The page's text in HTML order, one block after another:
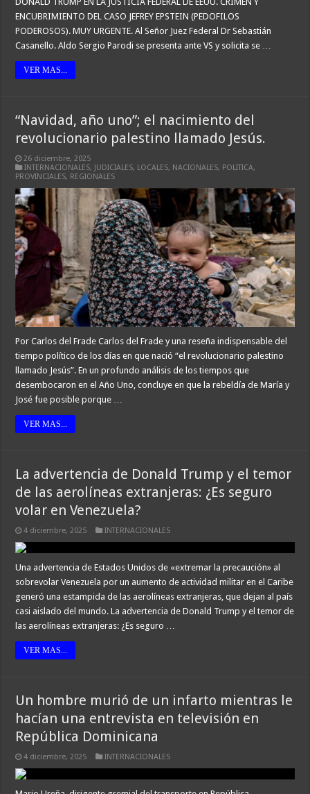
ENCUBRIMIENTO DEL CASO JEFREY EPSTEIN (PEDOFILOS
PODEROSOS). MUY URGENTE. Al Señor Juez Federal Dr Sebastián
Casanello. Aldo Sergio Parodi se presenta ante VS y solicita se …
VER MAS...
“Navidad, año uno”; el nacimiento del
revolucionario palestino llamado Jesús.
26 diciembre, 2025
INTERNACIONALES, JUDICIALES, LOCALES, NACIONALES, POLITICA,
PROVINCIALES, REGIONALES
Por Carlos del Frade Carlos del Frade y una reseña indispensable del
tiempo político de los días en que nació “el revolucionario palestino
llamado Jesús”. En un profundo análisis de los tiempos que
desembocaron en el Año Uno, concluye en que la rebeldía de María y
José fue posible porque …
VER MAS...
La advertencia de Donald Trump y el temor
de las aerolíneas extranjeras: ¿Es seguro
volar en Venezuela?
4 diciembre, 2025 INTERNACIONALES
Una advertencia de Estados Unidos de «extremar la precaución» al
sobrevolar Venezuela por un aumento de actividad militar en el Caribe
generó una estampida de las aerolíneas extranjeras, que dejan al país
casi aislado del mundo. La advertencia de Donald Trump y el temor de
las aerolíneas extranjeras: ¿Es seguro …
VER MAS...
Un hombre murió de un infarto mientras le
hacían una entrevista en televisión en
República Dominicana
4 diciembre, 2025 INTERNACIONALES